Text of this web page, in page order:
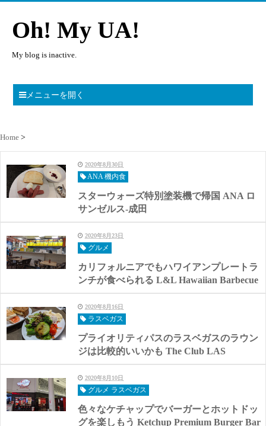
Oh! My UA!
My blog is inactive.
メニューを開く
Home
2020年8月30日
ANA 機内食
スターウォーズ特別塗装機で帰国 ANA ロ
サンゼルス-成田
2020年8月23日
グルメ
カリフォルニアでもハワイアンプレートラ
ンチが食べられる L&L Hawaiian Barbecue
2020年8月16日
ラスベガス
プライオリティパスのラスベガスのラウン
ジは比較的いいかも The Club LAS
2020年8月10日
グルメ ラスベガス
色々なケチャップでバーガーとホットドッ
グを楽しもう Ketchup Premium Burger Bar